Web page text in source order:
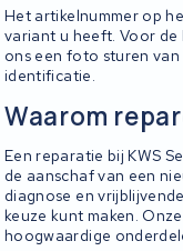
Het artikelnummer op
variant u heeft. Voor
ons een foto sturen
identificatie.
Waarom
Een reparatie bij KWS
de aanschaf van een
diagnose en
keuze kunt maken.
hoogwaardige